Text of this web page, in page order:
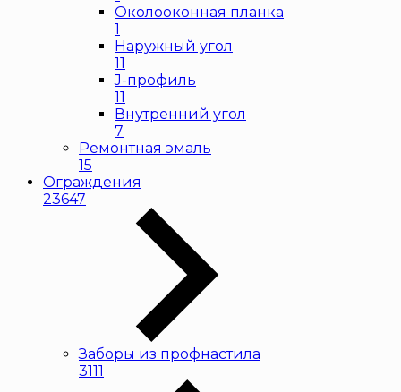
Околооконная планка
1
Наружный угол
11
J-профиль
11
Внутренний угол
7
Ремонтная эмаль
15
Ограждения
23647
Заборы из профнастила
3111